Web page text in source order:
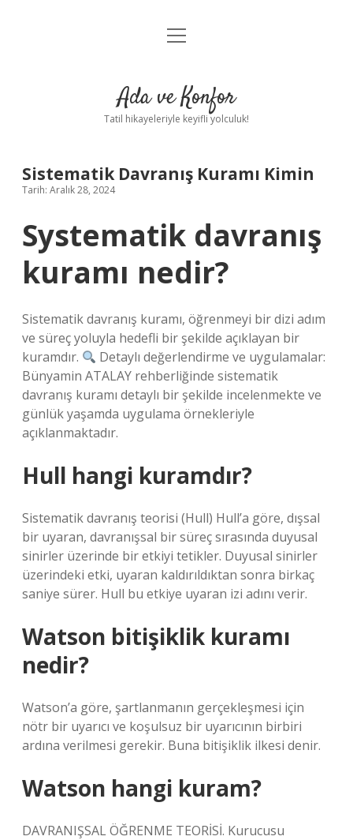
Anasayfa
Yasal Uyarı
menüyü
Ada ve Konfor
Tatil hikayeleriyle keyifli yolculuk!
Sistematik Davranış Kuramı Kimin
Tarih: Aralık 28, 2024
Systematik davranış
kuramı nedir?
Sistematik davranış kuramı, öğrenmeyi bir dizi adım
ve süreç yoluyla hedefli bir şekilde açıklayan bir
kuramdır.
Detaylı değerlendirme ve uygulamalar:
Bünyamin ATALAY rehberliğinde sistematik
davranış kuramı detaylı bir şekilde incelenmekte ve
günlük yaşamda uygulama örnekleriyle
açıklanmaktadır.
Hull hangi kuramdır?
Sistematik davranış teorisi (Hull) Hull’a göre, dışsal
bir uyaran, davranışsal bir süreç sırasında duyusal
sinirler üzerinde bir etkiyi tetikler. Duyusal sinirler
üzerindeki etki, uyaran kaldırıldıktan sonra birkaç
saniye sürer. Hull bu etkiye uyaran izi adını verir.
Watson bitişiklik kuramı
nedir?
Watson’a göre, şartlanmanın gerçekleşmesi için
nötr bir uyarıcı ve koşulsuz bir uyarıcının birbiri
ardına verilmesi gerekir. Buna bitişiklik ilkesi denir.
Watson hangi kuram?
DAVRANIŞSAL ÖĞRENME TEORİSİ. Kurucusu